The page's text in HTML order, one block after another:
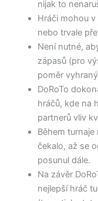
nijak to
Hráči mohou
nebo trvale
Není nutné,
zápasů (pro
poměr
DoRoTo
hráčů, kde na
partnerů vliv
Během
čekalo, až se
posunul dále.
Na závěr
nejlepší hráč